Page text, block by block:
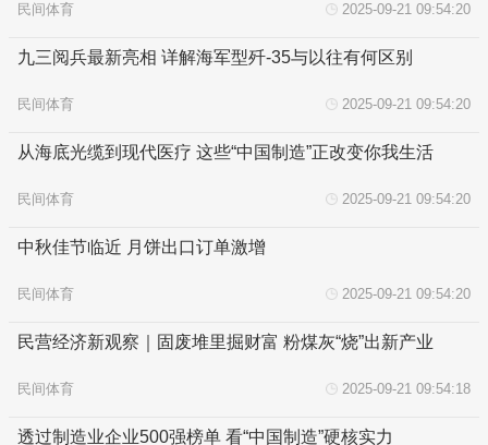
民间体育 2025-09-21 09:54:20
九三阅兵最新亮相 详解海军型歼-35与以往有何区别
民间体育 2025-09-21 09:54:20
从海底光缆到现代医疗 这些“中国制造”正改变你我生活
民间体育 2025-09-21 09:54:20
中秋佳节临近 月饼出口订单激增
民间体育 2025-09-21 09:54:20
民营经济新观察｜固废堆里掘财富 粉煤灰“烧”出新产业
民间体育 2025-09-21 09:54:18
透过制造业企业500强榜单 看“中国制造”硬核实力